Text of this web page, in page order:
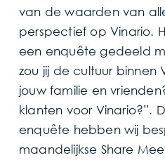
van de waarden van
perspectief op Vinario.
een enquête gedeeld
zou jij de cultuur binnen
jouw familie en
klanten voor Vinario?”.
enquête hebben wij
maandelijkse Share